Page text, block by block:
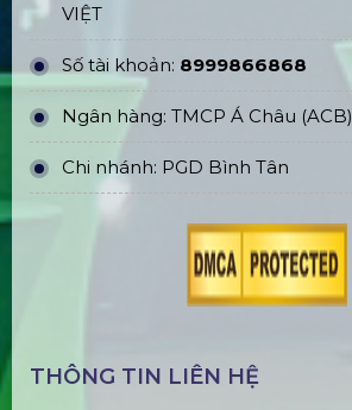
VIỆT
Số tài khoản: 8999866868
Ngân hàng: TMCP Á Châu (ACB)
Chi nhánh: PGD Bình Tân
THÔNG TIN LIÊN HỆ